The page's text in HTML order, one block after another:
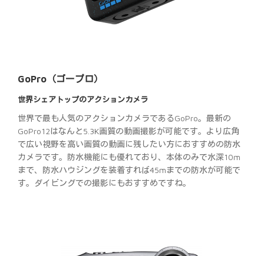
GoPro（ゴープロ）
世界シェアトップのアクションカメラ
世界で最も人気のアクションカメラであるGoPro。最新の
GoPro12はなんと5.3K画質の動画撮影が可能です。より広角
で広い視野を高い画質の動画に残したい方におすすめの防水
カメラです。防水機能にも優れており、本体のみで水深10m
まで、防水ハウジングを装着すれば45mまでの防水が可能で
す。ダイビングでの撮影にもおすすめですね。